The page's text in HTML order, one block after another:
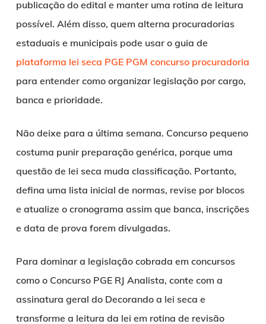
publicação do edital e manter uma rotina de leitura
possível. Além disso, quem alterna procuradorias
estaduais e municipais pode usar o guia de
plataforma lei seca PGE PGM concurso procuradoria
para entender como organizar legislação por cargo,
banca e prioridade.
Não deixe para a última semana. Concurso pequeno
costuma punir preparação genérica, porque uma
questão de lei seca muda classificação. Portanto,
defina uma lista inicial de normas, revise por blocos
e atualize o cronograma assim que banca, inscrições
e data de prova forem divulgadas.
Para dominar a legislação cobrada em concursos
como o Concurso PGE RJ Analista, conte com a
assinatura geral do Decorando a lei seca e
transforme a leitura da lei em rotina de revisão